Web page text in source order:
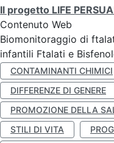
Il progetto LIFE
Contenuto Web
Biomonitoraggio di
infantili Ftalati e
CONTAMINANTI CHIMICI
DIFFERENZE DI GENERE
PROMOZIONE DELLA
STILI DI VITA